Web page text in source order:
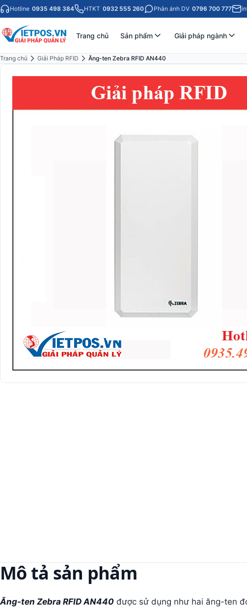
Hotline 0935 498 384 HTKT 0932 555 260 Phản ánh DV 0796 700 777
Trang chủ Sản phẩm Giải pháp ngành
Trang chủ Giải Pháp RFID
Ăng-ten Zebra RFID AN440
Mô tả sản phẩm
Ăng-ten Zebra RFID AN440 được sử dụng như hai ăng-ten